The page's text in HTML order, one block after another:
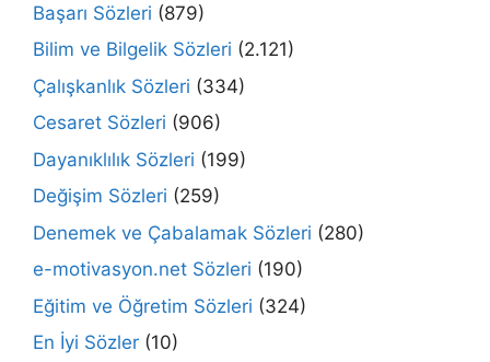
Başarı Sözleri (879)
Bilim ve Bilgelik Sözleri (2.121)
Çalışkanlık Sözleri (334)
Cesaret Sözleri (906)
Dayanıklılık Sözleri (199)
Değişim Sözleri (259)
Denemek ve Çabalamak Sözleri (280)
e-motivasyon.net Sözleri (190)
Eğitim ve Öğretim Sözleri (324)
En İyi Sözler (10)